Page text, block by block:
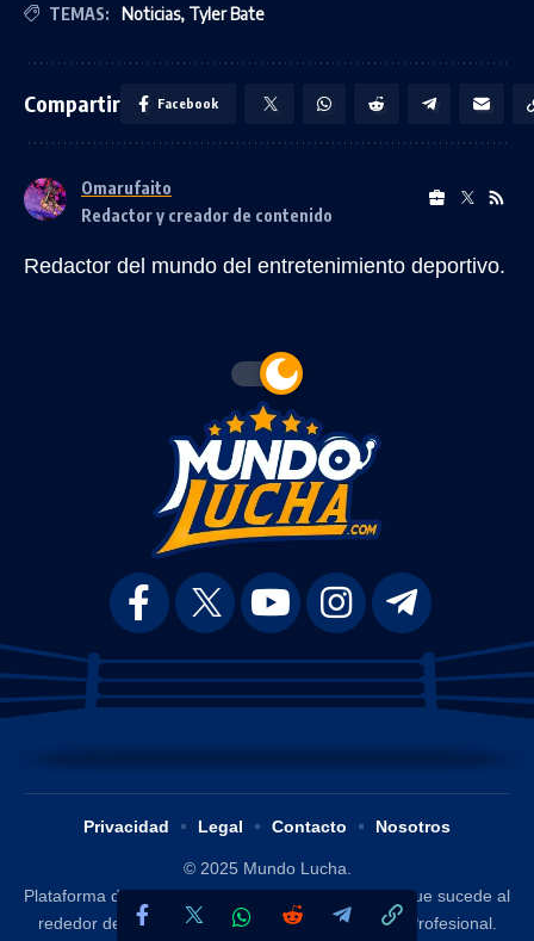
TEMAS: Noticias, Tyler Bate
Compartir Facebook
Omarufaito
Redactor y creador de contenido
Redactor del mundo del entretenimiento deportivo.
© 2025 Mundo Lucha.
Plataforma digital dedicada a difundir y analizar lo que sucede al
rededor del mundo de la Lucha Libre / Wrestling Profesional.
Privacidad Legal Contacto Nosotros